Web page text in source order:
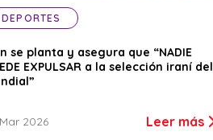
DEPORTES
se planta y asegura que “NADIE
EXPULSAR a la selección iraní del
2026 Leer más